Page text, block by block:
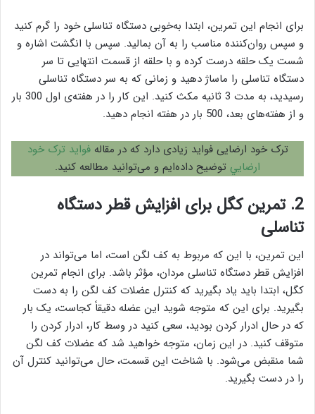
برای انجام این تمرین، ابتدا به‌خوبی دستگاه تناسلی خود را گرم کنید
و سپس روان‌کننده مناسب را به آن بمالید. سپس با انگشت اشاره و
شست یک حلقه درست کرده و با حلقه از قسمت انتهایی تا سر
دستگاه تناسلی را ماساژ دهید و زمانی که به سر دستگاه تناسلی
رسیدید، به مدت 3 ثانیه مکث کنید. این کار را در هفته‌‌ی اول 300 بار
و از هفته‌های بعد، 500 بار در هفته انجام دهید.
ترک خود ارضایی فواید زیادی دارد که در مقالهفواید ترک خود
ارضايي توضیح داده‌ایم و می‌توانید مطالعه کنید.
2. تمرین کگل برای افزایش قطر دستگاه
تناسلی
این تمرین، با این که مربوط به کف لگن است، اما می‌تواند در
افزایش قطر دستگاه تناسلی مردان، مؤثر باشد. برای انجام تمرین
کگل، ابتدا باید یاد بگیرید که کنترل عضلات کف لگن را به دست
بگیرید. برای این که متوجه شوید این عضله دقیقاً کجاست، یک بار
که در حال ادرار کردن بودید، سعی کنید در وسط کار، ادرار کردن را
متوقف کنید. در این زمان، متوجه خواهید شد که عضلات کف لگن
شما منقبض می‌شود. با شناخت این قسمت، حال می‌توانید کنترل آن
را در دست بگیرید.